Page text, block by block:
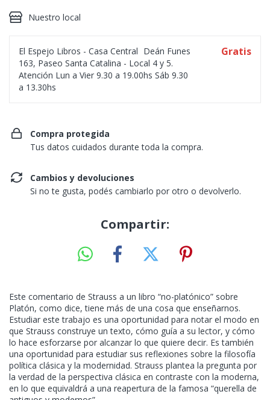
Nuestro local
El Espejo Libros - Casa Central Deán Funes
163, Paseo Santa Catalina - Local 4 y 5.
Atención Lun a Vier 9.30 a 19.00hs Sáb 9.30
a 13.30hs
Gratis
Compra protegida
Tus datos cuidados durante toda la compra.
Cambios y devoluciones
Si no te gusta, podés cambiarlo por otro o devolverlo.
Compartir:
Este comentario de Strauss a un libro “no-platónico” sobre
Platón, como dice, tiene más de una cosa que enseñarnos.
Estudiar este trabajo es una oportunidad para notar el modo en
que Strauss construye un texto, cómo guía a su lector, y cómo
lo hace esforzarse por alcanzar lo que quiere decir. Es también
una oportunidad para estudiar sus reflexiones sobre la filosofía
política clásica y la modernidad. Strauss plantea la pregunta por
la verdad de la perspectiva clásica en contraste con la moderna,
en lo que equivaldrá a una reapertura de la famosa “querella de